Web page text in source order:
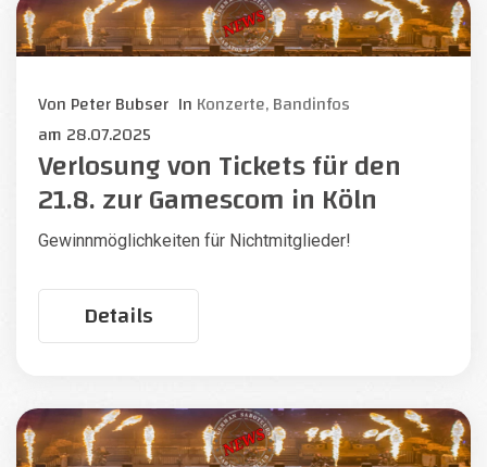
Von Peter Bubser In Konzerte,Bandinfos
am 28.07.2025
Verlosung von Tickets für den
21.8. zur Gamescom in Köln
Gewinnmöglichkeiten für Nichtmitglieder!
Details